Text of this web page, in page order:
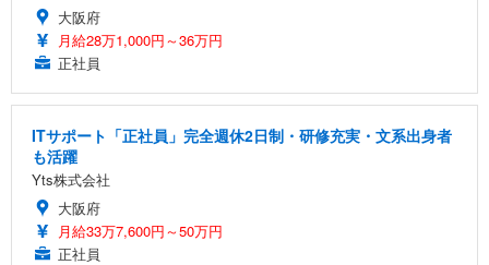
大阪府
月給28万1,000円～36万円
正社員
ITサポート「正社員」完全週休2日制・研修充実・文系出身者
も活躍
Yts株式会社
大阪府
月給33万7,600円～50万円
正社員